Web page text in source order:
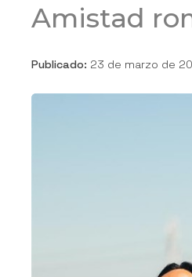
Amistad
Publicado: 23 de marzo de